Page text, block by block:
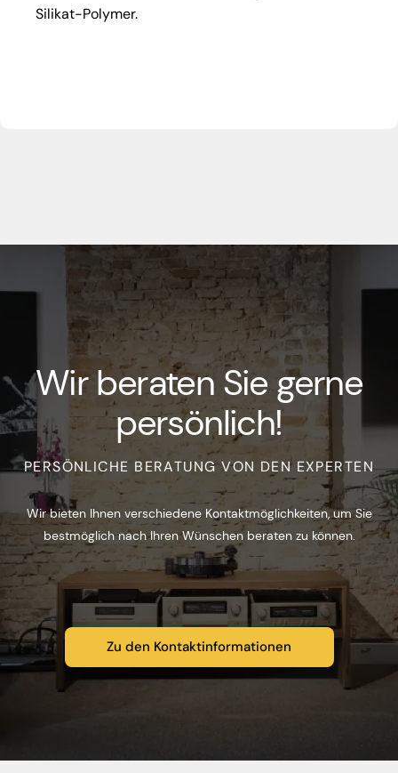
Silikat-Polymer.
Wir beraten Sie gerne
persönlich!
PERSÖNLICHE BERATUNG VON DEN EXPERTEN
Wir bieten Ihnen verschiedene Kontaktmöglichkeiten, um Sie
bestmöglich nach Ihren Wünschen beraten zu können.
Zu den Kontaktinformationen